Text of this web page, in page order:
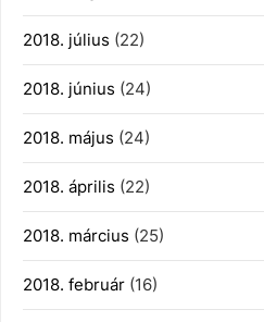
2018. július (22)
2018. június (24)
2018. május (24)
2018. április (22)
2018. március (25)
2018. február (16)